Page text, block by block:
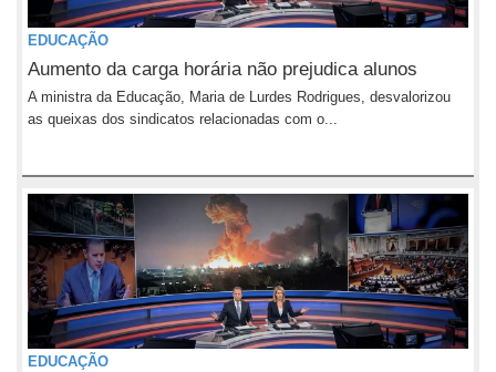
EDUCAÇÃO
Aumento da carga horária não prejudica alunos
A ministra da Educação, Maria de Lurdes Rodrigues, desvalorizou
as queixas dos sindicatos relacionadas com o...
EDUCAÇÃO